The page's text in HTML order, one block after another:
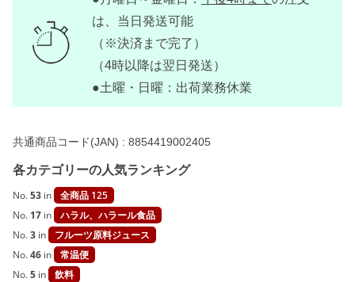
】
は、当日発送可能
（※決済まで完了）
（4時以降は翌日発送）
●土曜・日曜：出荷業務休業
共通商品コード(JAN) : 8854419002405
各カテゴリーの人気ランキング
No.53 in
全商品 125
No. 17 in
ハラル、ハラール食品
No.3 in
フルーツ原料ジュース
No.46 in
常温便
No.5 in
飲料